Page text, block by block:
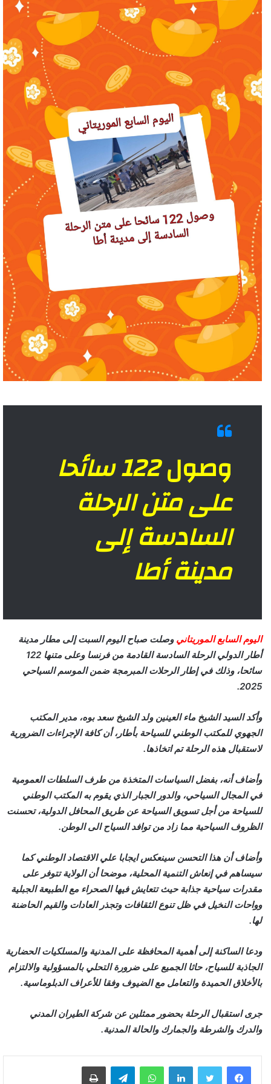
وصول 122 سائحا
على متن الرحلة
السادسة إلى
مدينة أطا
اليوم السابع الموريتاني وصلت صباح اليوم السبت إلى مطار مدينة
أطار الدولي الرحلة السادسة القادمة من فرنسا وعلى متنها 122
سائحا، وذلك في إطار الرحلات المبرمجة ضمن الموسم السياحي
2025.
وأكد السيد الشيخ ماء العينين ولد الشيخ سعد بوه، مدير المكتب
الجهوي للمكتب الوطني للسياحة بأطار، أن كافة الإجراءات الضرورية
لاستقبال هذه الرحلة تم اتخاذها.
وأضاف أنه، بفضل السياسات المتخذة من طرف السلطات العمومية
في المجال السياحي، والدور الجبار الذي يقوم به المكتب الوطني
للسياحة من أجل تسويق السياحة عن طريق المحافل الدولية، تحسنت
الظروف السياحية مما زاد من توافد السياح الى الوطن.
وأضاف أن هذا التحسن سينعكس ايجابا علي الاقتصاد الوطني كما
سيساهم في إنعاش التنمية المحلية، موضحا أن الولاية تتوفر على
مقدرات سياحية جذابة حيث تتعايش فيها الصحراء مع الطبيعة الجبلية
وواحات النخيل في ظل تنوع الثقافات وتجذر العادات والقيم الحاضنة
لها.
ودعا الساكنة إلى أهمية المحافظة على المدنية والمسلكيات الحضارية
الجاذبة للسياح، حاثا الجميع على ضرورة التحلي بالمسؤولية والالتزام
بالأخلاق الحميدة والتعامل مع الضيوف وفقا للأعراف الدبلوماسية.
جرى استقبال الرحلة بحضور ممثلين عن شركة الطيران المدني
والدرك والشرطة والجمارك والحالة المدنية.
لينكدإن واتساب